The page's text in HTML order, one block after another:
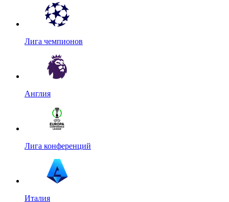
Лига чемпионов
Англия
Лига конференций
Италия